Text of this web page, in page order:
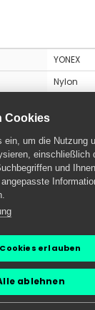
Cookies
ein, um die Nutzung
einschließlich
und
erlauben
ablehnen
YONEX
Nylon
Person
Benötigen
nur
Natur-
stabile